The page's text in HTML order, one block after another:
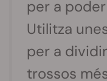
per a
Utilitza
per a
trossos